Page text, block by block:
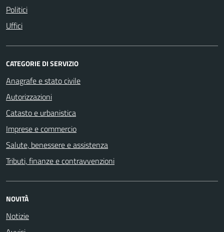
Politici
Uffici
CATEGORIE DI SERVIZIO
Anagrafe e stato civile
Autorizzazioni
Catasto e urbanistica
Imprese e commercio
Salute, benessere e assistenza
Tributi, finanze e contravvenzioni
NOVITÀ
Notizie